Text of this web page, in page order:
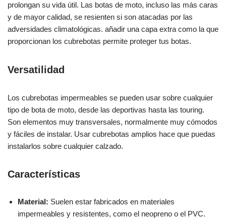
prolongan su vida útil. Las botas de moto, incluso las más caras
y de mayor calidad, se resienten si son atacadas por las
adversidades climatológicas. añadir una capa extra como la que
proporcionan los cubrebotas permite proteger tus botas.
Versatilidad
Los cubrebotas impermeables se pueden usar sobre cualquier
tipo de bota de moto, desde las deportivas hasta las touring.
Son elementos muy transversales, normalmente muy cómodos
y fáciles de instalar. Usar cubrebotas amplios hace que puedas
instalarlos sobre cualquier calzado.
Características
Material: Suelen estar fabricados en materiales
impermeables y resistentes, como el neopreno o el PVC.